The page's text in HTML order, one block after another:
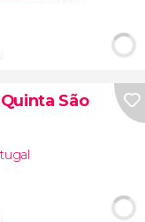
São